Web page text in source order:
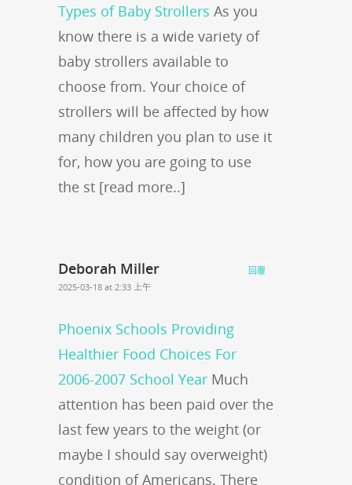
Types of Baby Strollers As you
know there is a wide variety of
baby strollers available to
choose from. Your choice of
strollers will be affected by how
many children you plan to use it
for, how you are going to use
the st [read more..]
Deborah Miller
2025-03-18 at 2:33 上午
Phoenix Schools Providing
Healthier Food Choices For
2006-2007 School Year Much
attention has been paid over the
last few years to the weight (or
maybe I should say overweight)
condition of Americans. There
回覆